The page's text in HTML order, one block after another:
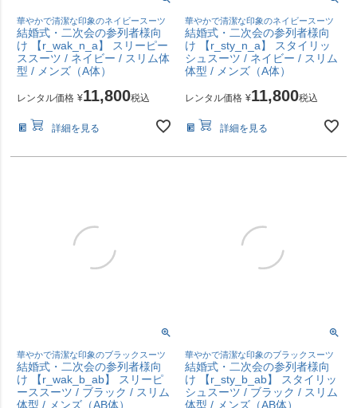
華やかで清潔な印象のネイビースーツ
結婚式・二次会の参列者様向
け 【r_wak_n_a】 スリーピー
ススーツ / ネイビー / スリム体
型 / メンズ（A体）
レンタル価格 ¥11,800税込
詳細を見る
華やかで清潔な印象のネイビースーツ
結婚式・二次会の参列者様向
け 【r_sty_n_a】 スタイリッ
シュスーツ / ネイビー / スリム
体型 / メンズ（A体）
レンタル価格 ¥11,800税込
詳細を見る
華やかで清潔な印象のブラックスーツ
結婚式・二次会の参列者様向
け 【r_wak_b_ab】 スリーピ
ーススーツ / ブラック / スリム
体型 / メンズ（AB体）
華やかで清潔な印象のブラックスーツ
結婚式・二次会の参列者様向
け 【r_sty_b_ab】 スタイリッ
シュスーツ / ブラック / スリム
体型 / メンズ（AB体）